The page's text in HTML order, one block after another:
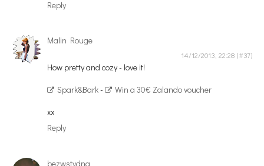
Reply
Malin Rouge
14/12/2013, 22:28
How pretty and cozy - love it!
Spark&Bark-
Win a 30€ Zalando voucher
xx
Reply
bezwstydna